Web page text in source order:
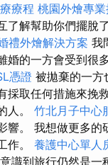
療程 桃園外燴專
了解幫助你們擺脫
禮外燴解決方案 我
婚的一方會受到很
憑證 被拋棄的一方
採取任何措施來挽
人。 竹北月子中心
響。 我想做更多
作。 養護中心單人
識到旅行仍然是一